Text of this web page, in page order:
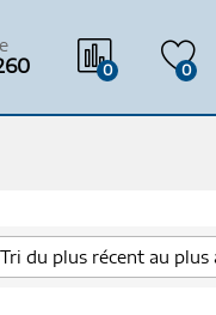
0 0
Tri du plus récent au plus